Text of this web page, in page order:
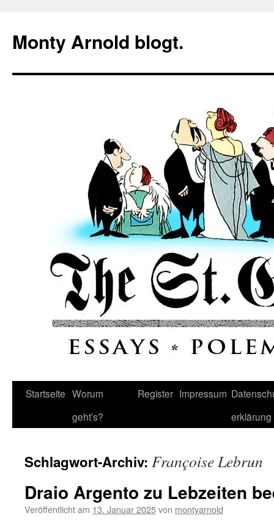
springen
Monty Arnold blogt.
Startseite Worum
geht’s?
Register Impressum
erklärung
Schlagwort-Archiv: Françoise Lebrun
Draio Argento zu Lebzeiten
Veröffentlicht am 13. Januar 2025von montyarnold